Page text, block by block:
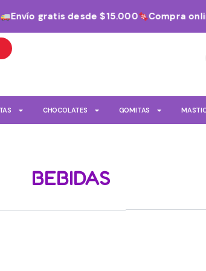
gratis desde $15.000 Compra online
CHOCOLATES GOMITAS
BEBIDAS